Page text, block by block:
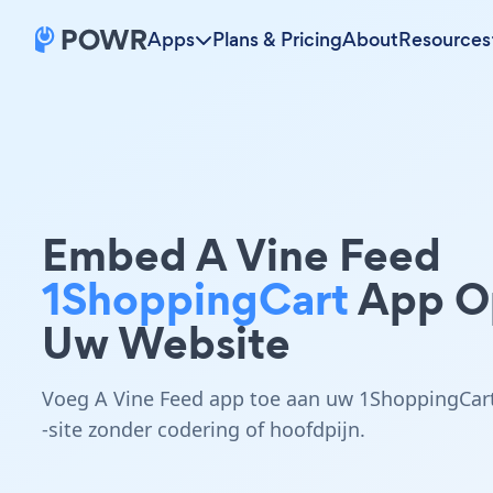
Apps Plans & PricingAboutResources
Embed A Vine Feed
1ShoppingCartApp
Uw Website
Voeg A Vine Feed app toe aan uw
-site zonder codering of hoofdpijn.